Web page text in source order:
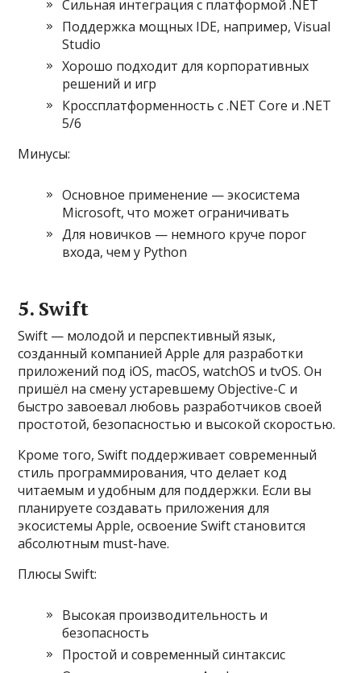
Сильная интеграция с платформой .NET
Поддержка мощных IDE, например, Visual
Studio
Хорошо подходит для корпоративных
решений и игр
Кроссплатформенность с .NET Core и .NET
5/6
Минусы:
Основное применение — экосистема
Microsoft, что может ограничивать
Для новичков — немного круче порог
входа, чем у Python
5. Swift
Swift — молодой и перспективный язык,
созданный компанией Apple для разработки
приложений под iOS, macOS, watchOS и tvOS. Он
пришёл на смену устаревшему Objective-C и
быстро завоевал любовь разработчиков своей
простотой, безопасностью и высокой скоростью.
Кроме того, Swift поддерживает современный
стиль программирования, что делает код
читаемым и удобным для поддержки. Если вы
планируете создавать приложения для
экосистемы Apple, освоение Swift становится
абсолютным must-have.
Плюсы Swift:
Высокая производительность и
безопасность
Простой и современный синтаксис